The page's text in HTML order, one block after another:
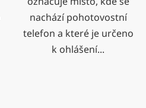
nachází pohotovostní
telefon a které je určeno
k ohlášení...